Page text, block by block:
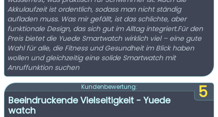
Akkulaufzeit ist ordentlich, sodass man nicht ständig
aufladen muss. Was mir gefällt, ist das schlichte, aber
funktionale Design, das sich gut im Alltag integriert.Für den
Preis bietet die Yuede Smartwatch wirklich viel – eine gute
Wahl für alle, die Fitness und Gesundheit im Blick haben
wollen und gleichzeitig eine solide Smartwatch mit
Anruffunktion suchen
5
Kundenbewertung:
Beeindruckende Vielseitigkeit - Yuede
watch